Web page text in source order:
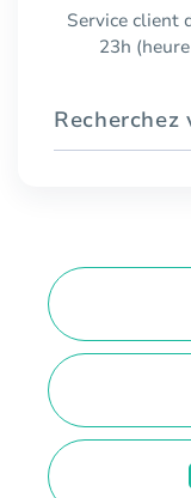
Service client
23h
Recherchez